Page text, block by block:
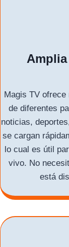
Magis TV
de diferentes
noticias,
se cargan
lo cual es útil
vivo. No
está